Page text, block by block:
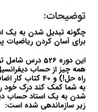
توضیحات:
چگونه تبدیل شدن به یک
برای آسان کردن ریاضیات
این دوره 526
راه حل!) و 40
به شما کمک کند درک خود
زیر سازماندهی شده است: